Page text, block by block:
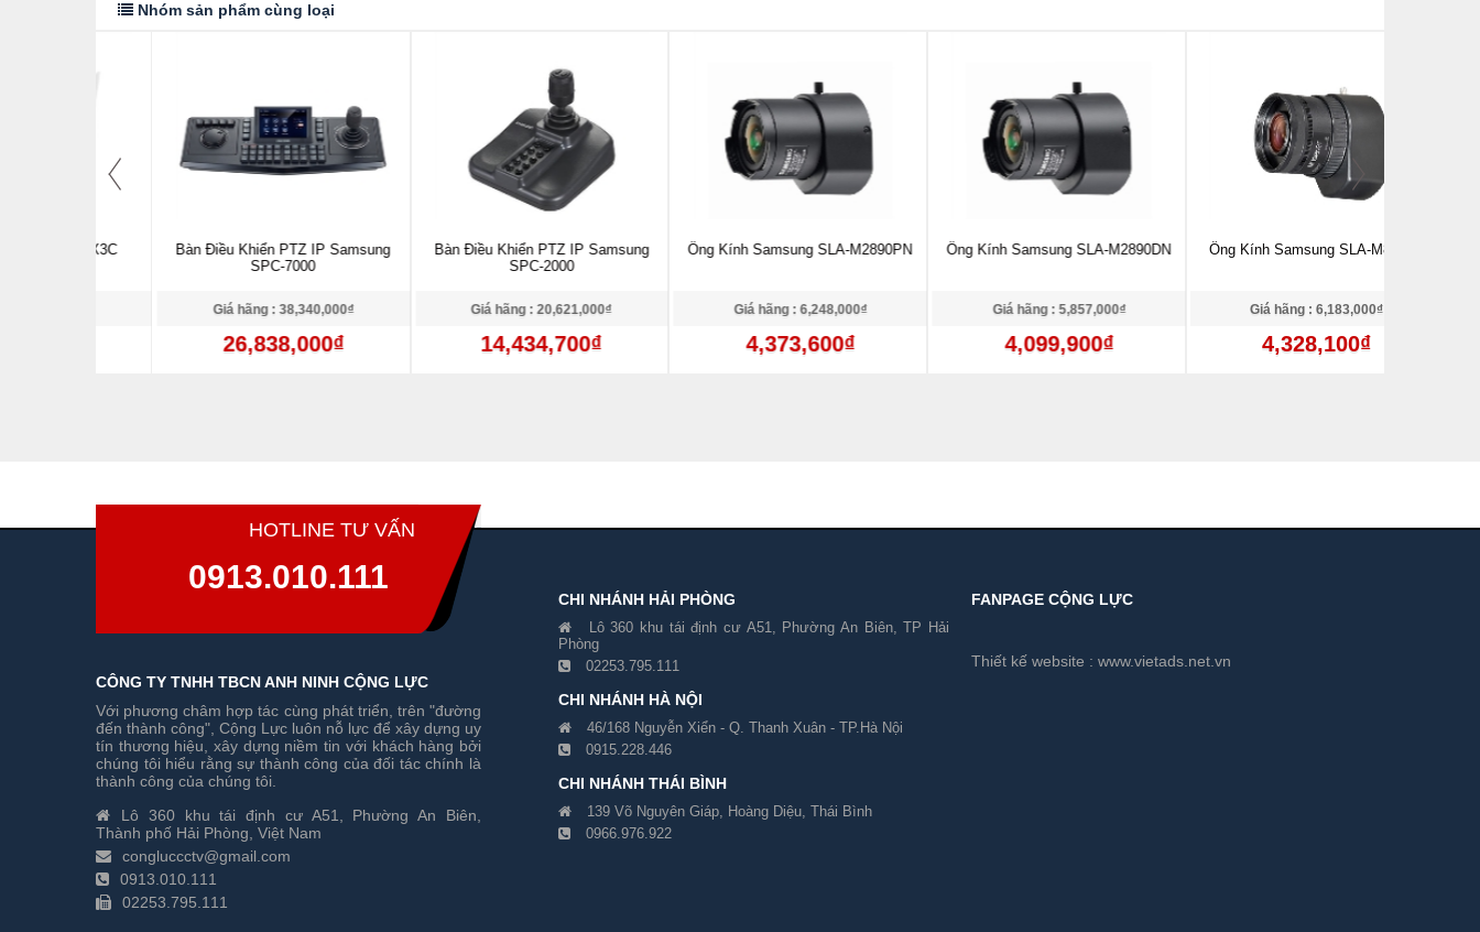
Nhóm sản phẩm cùng loại
Bàn Điều Khiển PTZ IP Samsung
SPC-7000
Giá hãng : 38,340,000₫
26,838,000₫
Bàn Điều Khiển PTZ IP Samsung
SPC-2000
Giá hãng : 20,621,000₫
14,434,700₫
Ống Kính Samsung SLA-M2890PN
Giá hãng : 6,248,000₫
4,373,600₫
Ống Kính Samsung SLA-M2890DN
Giá hãng : 5,857,000₫
4,099,900₫
Ống Kính Samsung SLA-M8550D
Giá hãng : 6,183,000₫
4,328,100₫
HOTLINE TƯ VẤN
0913.010.111
CÔNG TY TNHH TBCN ANH NINH CỘNG LỰC
Với phương châm hợp tác cùng phát triển, trên "đường
đến thành công", Cộng Lực luôn nỗ lực để xây dựng uy
tín thương hiệu, xây dựng niềm tin với khách hàng bởi
chúng tôi hiểu rằng sự thành công của đối tác chính là
thành công của chúng tôi.
Lô 360 khu tái định cư A51, Phường An Biên,
Thành phố Hải Phòng, Việt Nam
congluccctv@gmail.com
0913.010.111
02253.795.111
CHI NHÁNH HẢI PHÒNG
Lô 360 khu tái định cư A51, Phường An Biên, TP Hải
Phòng
02253.795.111
CHI NHÁNH HÀ NỘI
46/168 Nguyễn Xiển - Q. Thanh Xuân - TP.Hà Nội
0915.228.446
CHI NHÁNH THÁI BÌNH
139 Võ Nguyên Giáp, Hoàng Diệu, Thái Bình
0966.976.922
FANPAGE CỘNG LỰC
Thiết kế website : www.vietads.net.vn